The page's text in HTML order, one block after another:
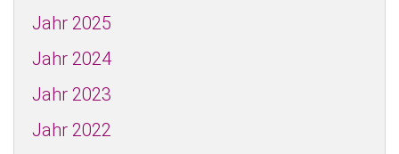
Jahr 2025
Jahr 2024
Jahr 2023
Jahr 2022